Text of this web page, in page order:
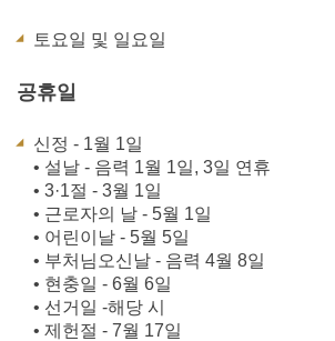
토요일 및 일요일
공휴일
신정 - 1월 1일
• 설날 - 음력 1월 1일, 3일 연휴
• 3·1절 - 3월 1일
• 근로자의 날 - 5월 1일
• 어린이날 - 5월 5일
• 부처님오신날 - 음력 4월 8일
• 현충일 - 6월 6일
• 선거일 -해당 시
• 제헌절 - 7월 17일